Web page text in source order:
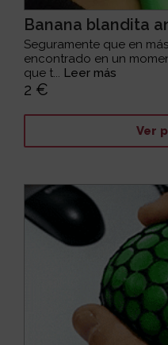
Banana blandita
Seguramente que en
encontrado en un
que t... Leer más
2 €
Ver